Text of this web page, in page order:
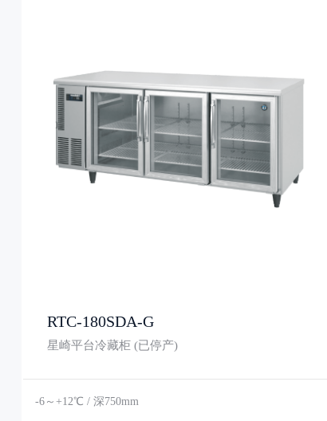
RTC-180SDA-G
星崎平台冷藏柜 (已停产)
-6～+12℃ / 深750mm